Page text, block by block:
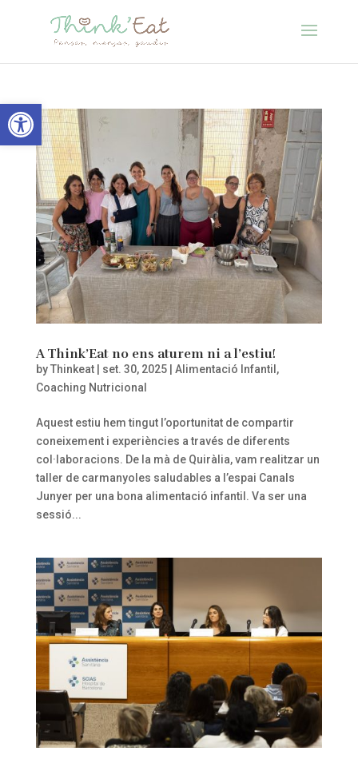
Obre la barra d'eines
A Think’Eat no ens aturem ni a l’estiu!
byThinkeat| set. 30, 2025| Alimentació Infantil ,
Coaching Nutricional
Aquest estiu hem tingut l’oportunitat de compartir
coneixement i experiències a través de diferents
col·laboracions. De la mà de Quiràlia, vam realitzar un
taller de carmanyoles saludables a l’espai Canals
Junyer per una bona alimentació infantil. Va ser una
sessió...